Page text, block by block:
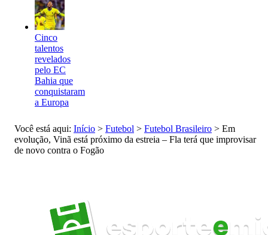
Cinco
talentos
revelados
pelo EC
Bahia que
conquistaram
a Europa
Você está aqui: Início > Futebol > Futebol Brasileiro > Em
evolução, Vinã está próximo da estreia – Fla terá que improvisar
de novo contra o Fogão